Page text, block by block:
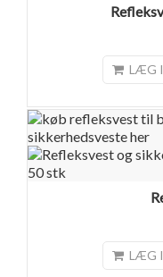
LÆG
LÆG